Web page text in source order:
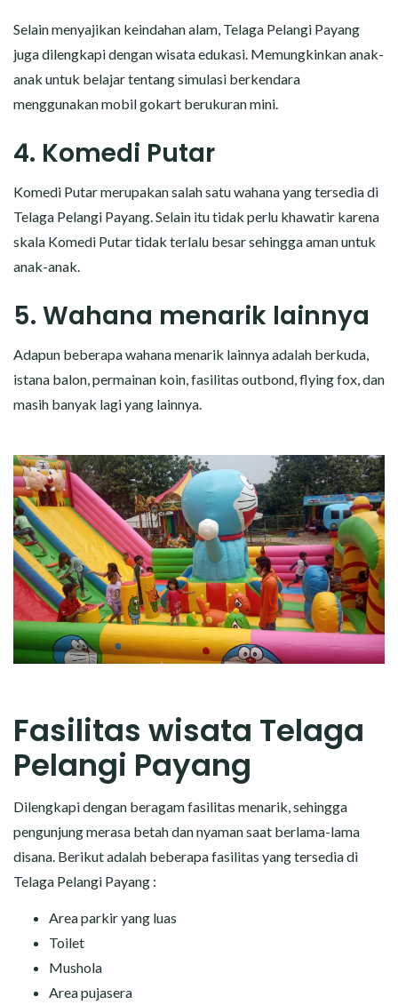
Selain menyajikan keindahan alam, Telaga Pelangi Payang
juga dilengkapi dengan wisata edukasi. Memungkinkan anak-
anak untuk belajar tentang simulasi berkendara
menggunakan mobil gokart berukuran mini.
4. Komedi Putar
Komedi Putar merupakan salah satu wahana yang tersedia di
Telaga Pelangi Payang. Selain itu tidak perlu khawatir karena
skala Komedi Putar tidak terlalu besar sehingga aman untuk
anak-anak.
5. Wahana menarik lainnya
Adapun beberapa wahana menarik lainnya adalah berkuda,
istana balon, permainan koin, fasilitas outbond, flying fox, dan
masih banyak lagi yang lainnya.
Fasilitas wisata Telaga
Pelangi Payang
Dilengkapi dengan beragam fasilitas menarik, sehingga
pengunjung merasa betah dan nyaman saat berlama-lama
disana. Berikut adalah beberapa fasilitas yang tersedia di
Telaga Pelangi Payang :
Area parkir yang luas
Toilet
Mushola
Area pujasera